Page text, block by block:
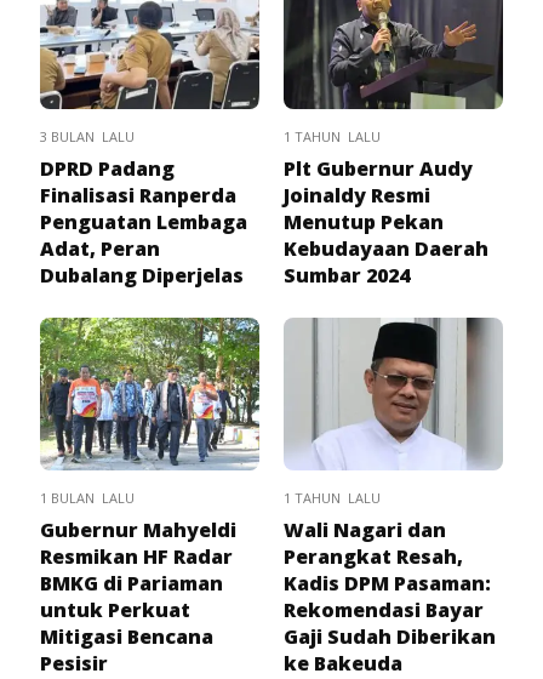
3 BULAN LALU
DPRD Padang
Finalisasi Ranperda
Penguatan Lembaga
Adat, Peran
Dubalang Diperjelas
1 TAHUN LALU
Plt Gubernur Audy
Joinaldy Resmi
Menutup Pekan
Kebudayaan Daerah
Sumbar 2024
1 BULAN LALU
Gubernur Mahyeldi
Resmikan HF Radar
BMKG di Pariaman
untuk Perkuat
Mitigasi Bencana
Pesisir
1 TAHUN LALU
Wali Nagari dan
Perangkat Resah,
Kadis DPM Pasaman:
Rekomendasi Bayar
Gaji Sudah Diberikan
ke Bakeuda